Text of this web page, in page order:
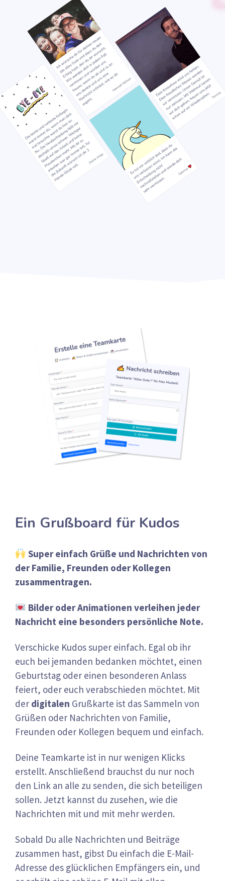
Ein Grußboard für Kudos
Super einfach Grüße und Nachrichten von
der Familie, Freunden oder Kollegen
zusammentragen.
Bilder oder Animationen verleihen jeder
Nachricht eine besonders persönliche Note.
Verschicke Kudos super einfach. Egal ob ihr
euch bei jemanden bedanken möchtet, einen
Geburtstag oder einen besonderen Anlass
feiert, oder euch verabschieden möchtet. Mit
der digitalen Grußkarte ist das Sammeln von
Grüßen oder Nachrichten von Familie,
Freunden oder Kollegen bequem und einfach.
Deine Teamkarte ist in nur wenigen Klicks
erstellt. Anschließend brauchst du nur noch
den Link an alle zu senden, die sich beteiligen
sollen. Jetzt kannst du zusehen, wie die
Nachrichten mit und mit mehr werden.
Sobald Du alle Nachrichten und Beiträge
zusammen hast, gibst Du einfach die E-Mail-
Adresse des glücklichen Empfängers ein, und